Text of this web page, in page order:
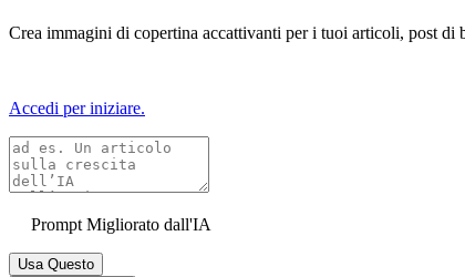
Crea immagini di copertina accattivanti per i tuoi articoli, post di
Accedi per iniziare.
Prompt Migliorato dall'IA
Usa Questo